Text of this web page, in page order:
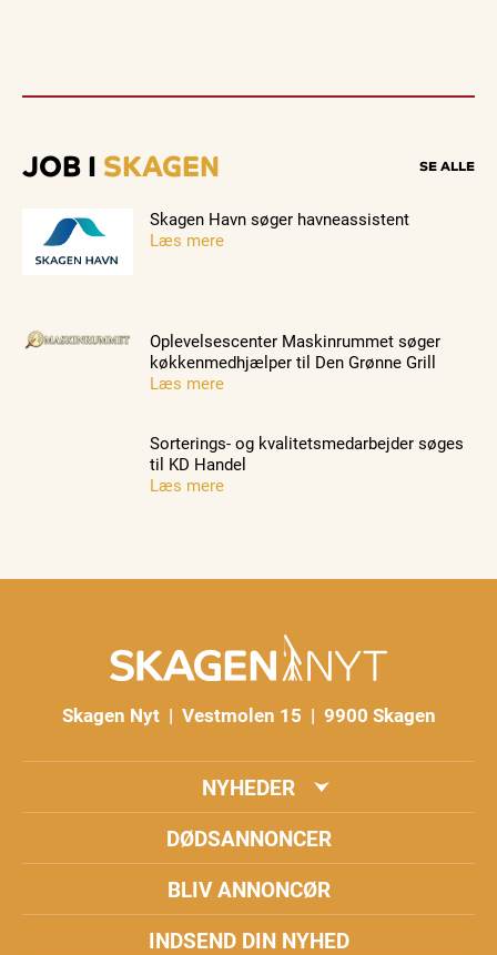
JOB I SKAGEN SE ALLE
Skagen Havn søger havneassistent
Læs mere
Oplevelsescenter Maskinrummet søger
køkkenmedhjælper til Den Grønne Grill
Læs mere
Sorterings- og kvalitetsmedarbejder søges
til KD Handel
Læs mere
Skagen Nyt | Vestmolen 15 | 9900 Skagen
NYHEDER
DØDSANNONCER
BLIV ANNONCØR
INDSEND DIN NYHED